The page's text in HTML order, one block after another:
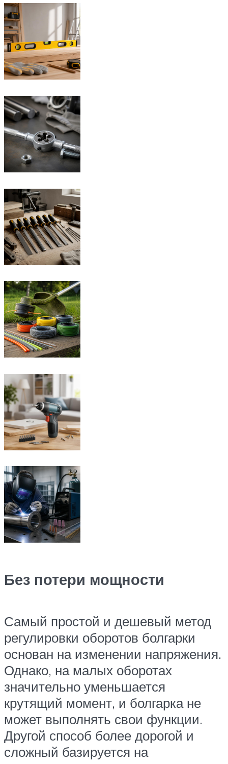
Без потери мощности
Самый простой и дешевый метод
регулировки оборотов болгарки
основан на изменении напряжения.
Однако, на малых оборотах
значительно уменьшается
крутящий момент, и болгарка не
может выполнять свои функции.
Другой способ более дорогой и
сложный базируется на